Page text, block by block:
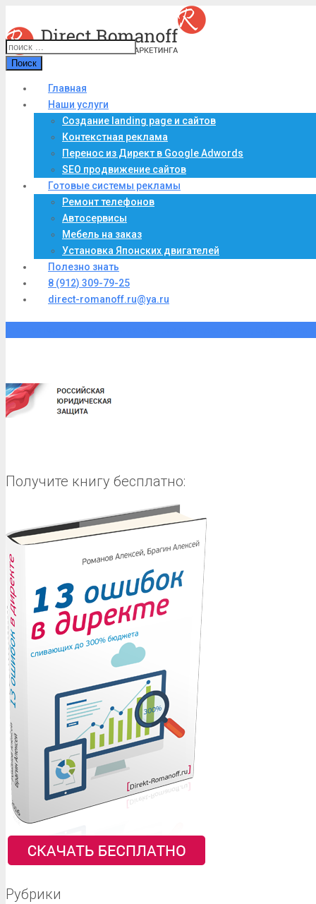
Поиск
Главная
Наши услуги
Создание landing page и сайтов
Контекстная реклама
Перенос из Директ в Google Adwords
SEO продвижение сайтов
Готовые системы рекламы
Ремонт телефонов
Автосервисы
Мебель на заказ
Установка Японских двигателей
Полезно знать
8 (912) 309-79-25
direct-romanoff.ru@ya.ru
Получите книгу бесплатно:
Рубрики